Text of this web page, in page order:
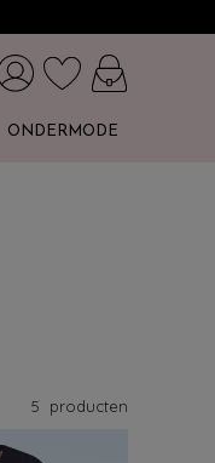
ONDERMODE
5 producten